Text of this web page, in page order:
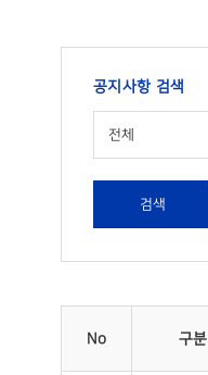
공지사항 검색
전체
검색
No 구분